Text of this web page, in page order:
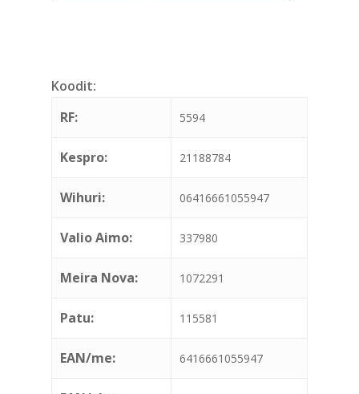
Koodit:
RF:
5594
Kespro: 21188784
Wihuri: 06416661055947
Valio Aimo: 337980
Meira Nova: 1072291
Patu: 115581
EAN/me: 6416661055947